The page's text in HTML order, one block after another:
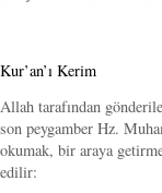
Kur’an’ı Kerim
Allah tarafından
son peygamber Hz.
okumak, bir araya
edilir: